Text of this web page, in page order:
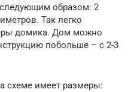
образом: 2
Так легко
домика. Дом можно
побольше – с 2-3
схеме имеет размеры: